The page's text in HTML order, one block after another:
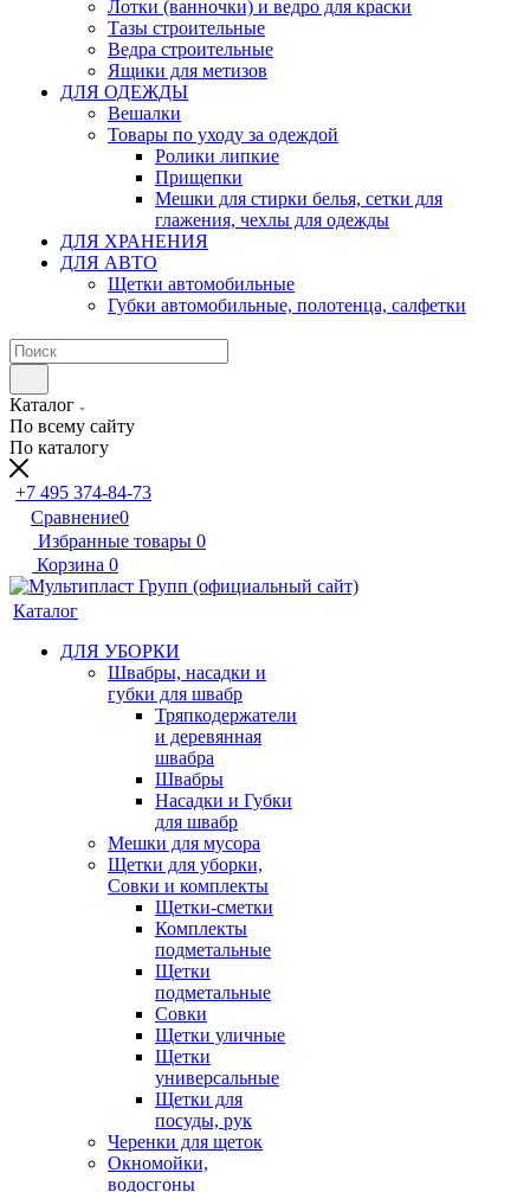
Лотки (ванночки) и ведро для краски
Тазы строительные
Ведра строительные
Ящики для метизов
ДЛЯ ОДЕЖДЫ
Вешалки
Товары по уходу за одеждой
Ролики липкие
Прищепки
Мешки для стирки белья, сетки для
глажения, чехлы для одежды
ДЛЯ ХРАНЕНИЯ
ДЛЯ АВТО
Щетки автомобильные
Губки автомобильные, полотенца, салфетки
Каталог
По всему сайту
По каталогу
+7 495 374-84-73
Сравнение0
Избранные товары 0
Корзина 0
Каталог
ДЛЯ УБОРКИ
Швабры, насадки и
губки для швабр
Тряпкодержатели
и деревянная
швабра
Швабры
Насадки и Губки
для швабр
Мешки для мусора
Щетки для уборки,
Совки и комплекты
Щетки-сметки
Комплекты
подметальные
Щетки
подметальные
Совки
Щетки уличные
Щетки
универсальные
Щетки для
посуды, рук
Черенки для щеток
Окномойки,
водосгоны